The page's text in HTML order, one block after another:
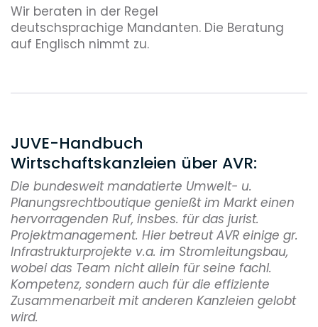
Assoziierte Partner
Wir beraten in der Regel
deutschsprachige Mandanten. Die Beratung
auf Englisch nimmt zu.
JUVE-Handbuch
Wirtschaftskanzleien über AVR:
Die bundesweit mandatierte Umwelt- u.
Planungsrechtboutique genießt im Markt einen
hervorragenden Ruf, insbes. für das jurist.
Projektmanagement. Hier betreut AVR einige gr.
Infrastrukturprojekte v.a. im Stromleitungsbau,
wobei das Team nicht allein für seine fachl.
Kompetenz, sondern auch für die effiziente
Zusammenarbeit mit anderen Kanzleien gelobt
wird.